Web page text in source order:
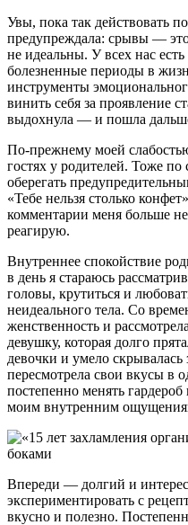
Увы, пока так действовать
предупреждала: срывы —
не идеальны. У всех нас
болезненные периоды в
инструменты
винить себя за проявление
выдохнула — и пошла
По-прежнему моей
гостях у родителей. Тоже
оберегать
«Тебе нельзя столько
комментарии меня больше
реагирую.
Внутреннее спокойствие
в день я стараюсь
головы, крутиться и
неидеального тела. Со
женственность и
девушку, которая долго
девочки и умело
пересмотрела свои вкусы в
постепенно менять
моим внутренним
Впереди — долгий и
экспериментировать с
вкусно и полезно.